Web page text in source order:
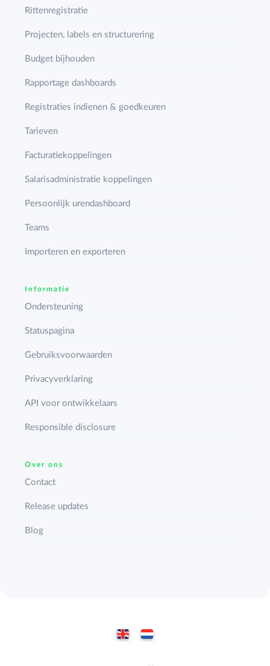
Rittenregistratie
Projecten, labels en structurering
Budget bijhouden
Rapportage dashboards
Registraties indienen & goedkeuren
Tarieven
Facturatiekoppelingen
Salarisadministratie koppelingen
Persoonlijk urendashboard
Teams
Importeren en exporteren
Informatie
Ondersteuning
Statuspagina
Gebruiksvoorwaarden
Privacyverklaring
API voor ontwikkelaars
Responsible disclosure
Over ons
Contact
Release updates
Blog